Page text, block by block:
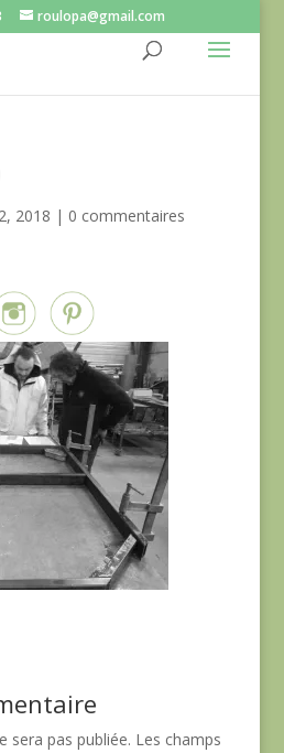
roulopa@gmail.com
2018 | 0 commentaires
sera pas publiée. Les champs